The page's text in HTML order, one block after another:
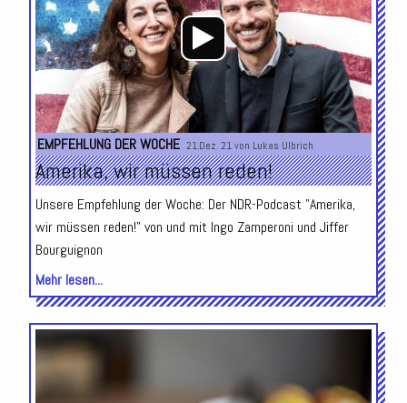
EMPFEHLUNG DER WOCHE 21.Dez. 21 von Lukas Ulbrich
Amerika, wir müssen reden!
Unsere Empfehlung der Woche: Der NDR-Podcast "Amerika,
wir müssen reden!" von und mit Ingo Zamperoni und Jiffer
Bourguignon
Mehr lesen...
Audio-
Player